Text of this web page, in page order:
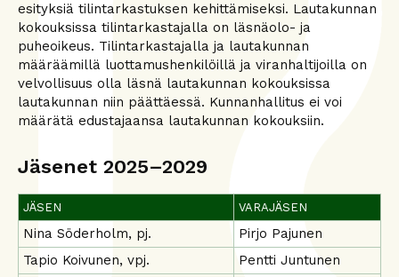
esityksiä tilintarkastuksen kehittämiseksi. Lautakunnan
kokouksissa tilintarkastajalla on läsnäolo- ja
puheoikeus. Tilintarkastajalla ja lautakunnan
määräämillä luottamushenkilöillä ja viranhaltijoilla on
velvollisuus olla läsnä lautakunnan kokouksissa
lautakunnan niin päättäessä. Kunnanhallitus ei voi
määrätä edustajaansa lautakunnan kokouksiin.
Jäsenet 2025–2029
JÄSEN VARAJÄSEN
Nina Söderholm, pj.
Pirjo Pajunen
Tapio Koivunen, vpj.
Pentti Juntunen